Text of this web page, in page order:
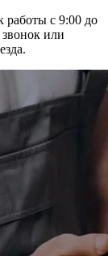
работы с 9:00 до
или